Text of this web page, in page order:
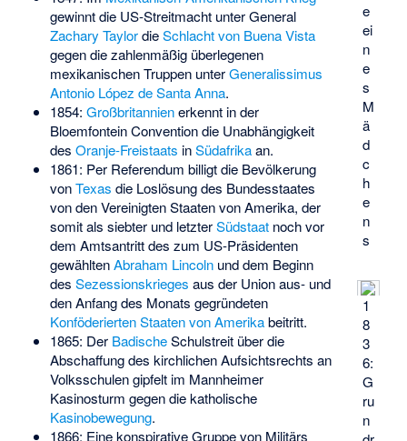
e
ei
n
e
s
M
ä
d
c
h
e
n
s
1
8
3
6:
G
ru
n
gewinnt die US-Streitmacht unter General
Zachary TaylordieSchlacht von Buena Vista
gegen die zahlenmäßig überlegenen
mexikanischen Truppen unterGeneralissimus
Antonio López de Santa Anna.
1854: Großbritannienerkennt in der
Bloemfontein Conventiondie Unabhängigkeit
des Oranje-Freistaats inSüdafrikaan.
1861: Per Referendum billigt die Bevölkerung
vonTexas die Loslösung des Bundesstaates
von den Vereinigten Staaten von Amerika, der
somit als siebter und letzterSüdstaatnoch vor
dem Amtsantritt des zum US-Präsidenten
gewähltenAbraham Lincolnund dem Beginn
des Sezessionskrieges aus der Union aus- und
den Anfang des Monats gegründeten
Konföderierten Staaten von Amerikabeitritt.
1865: Der BadischeSchulstreit über die
Abschaffung des kirchlichen Aufsichtsrechts an
Volksschulen gipfelt im Mannheimer
Kasinosturm gegen die katholische
Kasinobewegung.
1866: Eine konspirative Gruppe von Militärs